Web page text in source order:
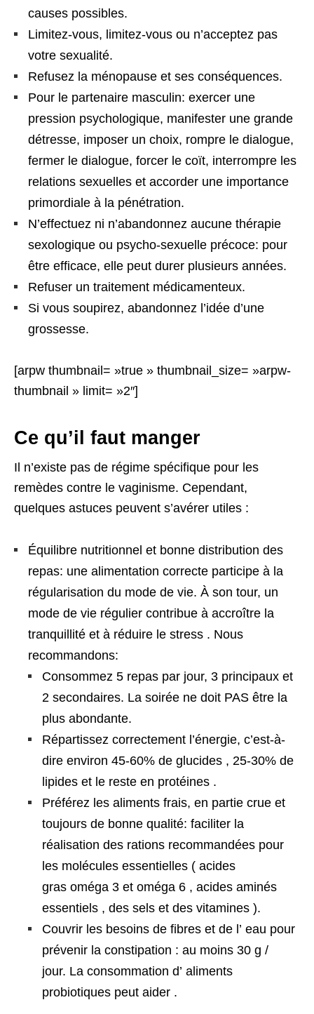
causes possibles.
Limitez-vous, limitez-vous ou n’acceptez pas
votre sexualité.
Refusez la ménopause et ses conséquences.
Pour le partenaire masculin: exercer une
pression psychologique, manifester une grande
détresse, imposer un choix, rompre le dialogue,
fermer le dialogue, forcer le coït, interrompre les
relations sexuelles et accorder une importance
primordiale à la pénétration.
N’effectuez ni n’abandonnez aucune thérapie
sexologique ou psycho-sexuelle précoce: pour
être efficace, elle peut durer plusieurs années.
Refuser un traitement médicamenteux.
Si vous soupirez, abandonnez l’idée d’une
grossesse.
[arpw thumbnail= »true » thumbnail_size= »arpw-
thumbnail » limit= »2″]
Ce qu’il faut manger
Il n’existe pas de régime spécifique pour les
remèdes contre le vaginisme. Cependant,
quelques astuces peuvent s’avérer utiles :
Équilibre nutritionnel et bonne distribution des
repas: une alimentation correcte participe à la
régularisation du mode de vie. À son tour, un
mode de vie régulier contribue à accroître la
tranquillité et à réduire le stress . Nous
recommandons:
Consommez 5 repas par jour, 3 principaux et
2 secondaires. La soirée ne doit PAS être la
plus abondante.
Répartissez correctement l’énergie, c’est-à-
dire environ 45-60% de glucides , 25-30% de
lipides et le reste en protéines .
Préférez les aliments frais, en partie crue et
toujours de bonne qualité: faciliter la
réalisation des rations recommandées pour
les molécules essentielles ( acides
gras oméga 3 et oméga 6 , acides aminés
essentiels , des sels et des vitamines ).
Couvrir les besoins de fibres et de l’ eau pour
prévenir la constipation : au moins 30 g /
jour. La consommation d’ aliments
probiotiques peut aider .